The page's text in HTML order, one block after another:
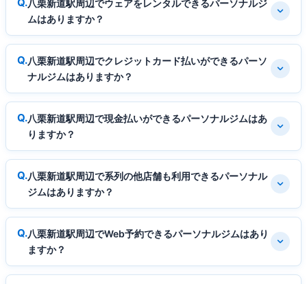
八栗新道駅周辺でウェアをレンタルできるパーソナルジ
ムはありますか？
八栗新道駅周辺でクレジットカード払いができるパーソ
ナルジムはありますか？
八栗新道駅周辺で現金払いができるパーソナルジムはあ
りますか？
八栗新道駅周辺で系列の他店舗も利用できるパーソナル
ジムはありますか？
八栗新道駅周辺でWeb予約できるパーソナルジムはあり
ますか？